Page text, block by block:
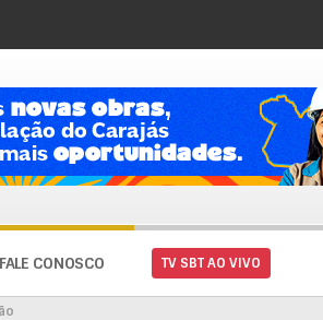
FALE CONOSCO TV SBT AO VIVO